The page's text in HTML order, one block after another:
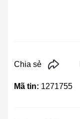
Chia sẻ
Mã tin: 1271755